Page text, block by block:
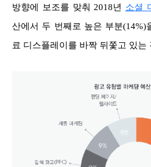
방향에 보조를 맞춰 2018년 소셜
산에서 두 번째로 높은 부분(14%)
료 디스플레이를 바짝 뒤쫓고 있는